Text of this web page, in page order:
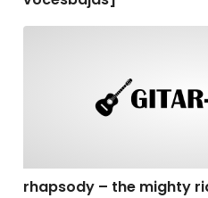
rhapsody – the mighty